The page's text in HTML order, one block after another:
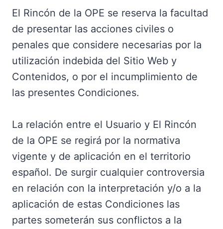
El Rincón de la OPE se reserva la facultad
de presentar las acciones civiles o
penales que considere necesarias por la
utilización indebida del Sitio Web y
Contenidos, o por el incumplimiento de
las presentes Condiciones.
La relación entre el Usuario y El Rincón
de la OPE se regirá por la normativa
vigente y de aplicación en el territorio
español. De surgir cualquier controversia
en relación con la interpretación y/o a la
aplicación de estas Condiciones las
partes someterán sus conflictos a la